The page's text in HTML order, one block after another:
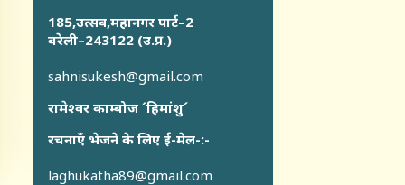
185,उत्सव,महानगर पार्ट–2
बरेली–243122 (उ.प्र.)
sahnisukesh@gmail.com
रामेश्वर काम्बोज ´हिमांशु´
रचनाएँ भेजने के लिए ई-मेल-:-
laghukatha89@gmail.com